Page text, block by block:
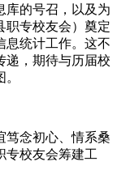
的号召，以及为
职专校友会）奠定
息统计工作。这不
递，期待与历届校
念初心、情系桑
专校友会筹建工